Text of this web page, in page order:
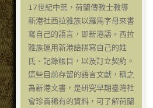
17世紀中葉，荷蘭傳教士教導
新港社西拉雅族以羅馬字母來書
寫自己的語言，即新港語。西拉
雅族運用新港語拼寫自己的姓
氏、記錄帳目，以及訂立契約。
這些目前存留的語言文獻，稱之
為新港文書，是研究早期臺灣社
會珍貴稀有的資料，可了解荷蘭